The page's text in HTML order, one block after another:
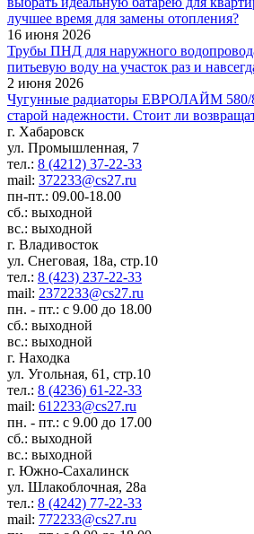
лучшее время для замены отопления?
16 июня 2026
Трубы ПНД для наружного
питьевую воду на участок раз и
2 июня 2026
Чугунные радиаторы ЕВРОЛАЙМ 580/
старой надежности. Стоит ли
г. Хабаровск
ул. Промышленная, 7
тел.: 8 (4212) 37-22-33
mail: 372233@cs27.ru
пн-пт.: 09.00-18.00
сб.: выходной
вс.: выходной
г. Владивосток
ул. Снеговая, 18а, стр.10
тел.: 8 (423) 237-22-33
mail: 2372233@cs27.ru
пн. - пт.: с 9.00 до 18.00
сб.: выходной
вс.: выходной
г. Находка
ул. Угольная, 61, стр.10
тел.: 8 (4236) 61-22-33
mail: 612233@cs27.ru
пн. - пт.: с 9.00 до 17.00
сб.: выходной
вс.: выходной
г. Южно-Сахалинск
ул. Шлакоблочная, 28а
тел.: 8 (4242) 77-22-33
mail: 772233@cs27.ru